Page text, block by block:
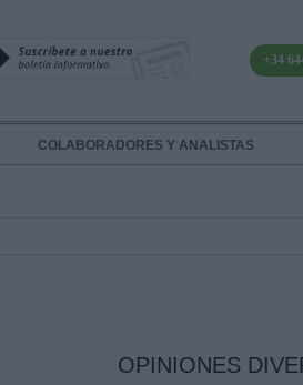
+34
COLABORADORES Y ANALISTAS
OPINIONES